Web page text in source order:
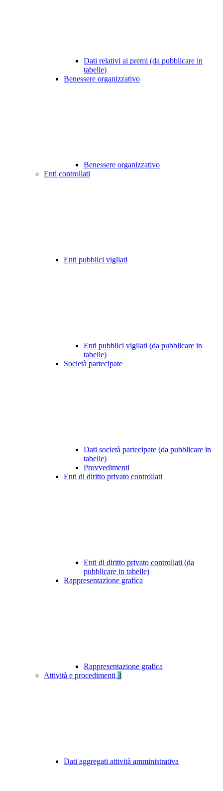
Dati relativi ai premi (da pubblicare in
tabelle)
Benessere organizzativo
Benessere organizzativo
Enti controllati
Enti pubblici vigilati
Enti pubblici vigilati (da pubblicare in
tabelle)
Società partecipate
Dati società partecipate (da pubblicare in
tabelle)
Provvedimenti
Enti di diritto privato controllati
Enti di diritto privato controllati (da
pubblicare in tabelle)
Rappresentazione grafica
Rappresentazione grafica
Attività e procedimenti 3
Dati aggregati attività amministrativa